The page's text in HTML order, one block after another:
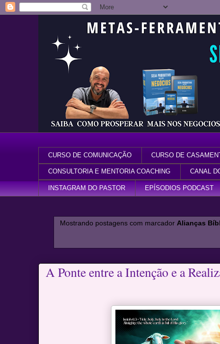
CURSO DE COMUNICAÇÃO CURSO DE
CONSULTORIA E MENTORIA COACHING CANAL
INSTAGRAM DO PASTOR EPÍSODIOS PODCAST
Mostrando postagens com marcador Alianças
A Ponte entre a Intenção e a